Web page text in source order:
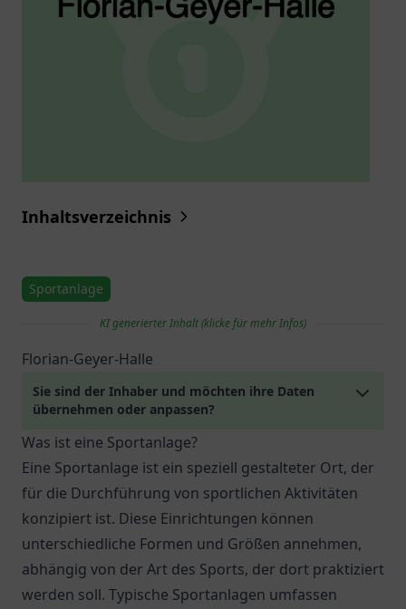
Inhaltsverzeichnis
Sportanlage
KI generierter Inhalt (klicke für mehr Infos)
Florian-Geyer-Halle
Sie sind der Inhaber und möchten ihre Daten
übernehmen oder anpassen?
Was ist eine Sportanlage?
Eine Sportanlage ist ein speziell gestalteter Ort, der
für die Durchführung von sportlichen Aktivitäten
konzipiert ist. Diese Einrichtungen können
unterschiedliche Formen und Größen annehmen,
abhängig von der Art des Sports, der dort praktiziert
werden soll. Typische Sportanlagen umfassen